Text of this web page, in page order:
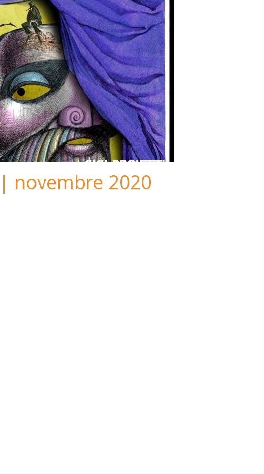
novembre 2020